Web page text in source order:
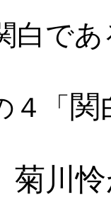
であ
４「 関
菊川